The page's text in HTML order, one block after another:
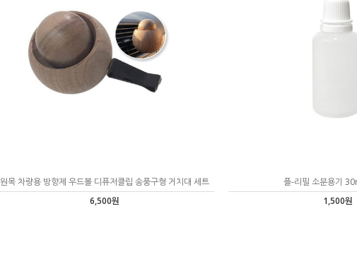
원목 차량용 방향제 우드볼 디퓨저클립 송풍구형 거치대 세트
6,500원
플-리필 소분용기
1,500원